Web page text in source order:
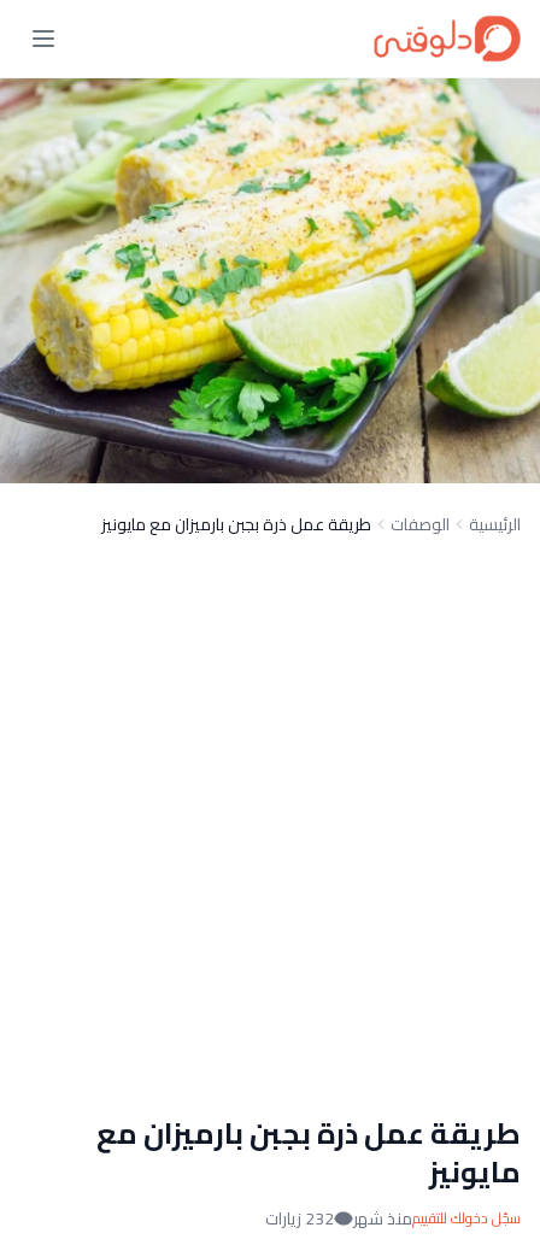
الرئيسية الوصفات طريقة عمل ذرة بجبن بارميزان مع مايونيز
طريقة عمل ذرة بجبن بارميزان مع
مايونيز
سجّل دخولك للتقييممنذ شهر 232 زيارات